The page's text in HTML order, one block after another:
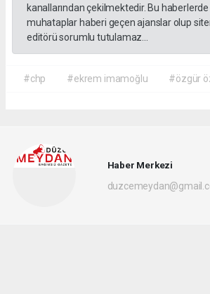
kanallarından çekilmektedir. Bu
muhataplar haberi geçen ajanslar olup
editörü sorumlu tutulamaz...
#chp #ekrem imamoğlu #özgür
Haber Merkezi